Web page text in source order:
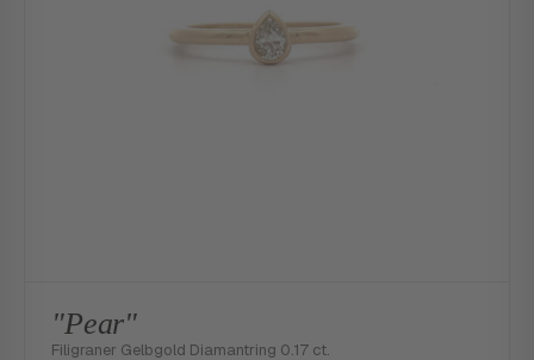
"Pear"
Filigraner Gelbgold Diamantring 0.17 ct.